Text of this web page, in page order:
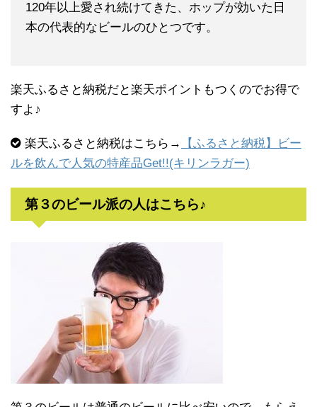
120年以上愛され続けてきた、ホップが効いた日
本の代表的なビールのひとつです。
楽天ふるさと納税だと楽天ポイントもつくのでお得で
すよ♪
楽天ふるさと納税はこちら→
【ふるさと納税】ビー
ルを飲んで人気の特産品Get!!(キリンラガー)
第３のビール派の人はこちら♪